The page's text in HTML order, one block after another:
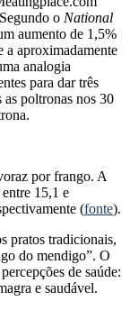
o National
aumento de 1,5%
a aproximadamente
analogia
para dar três
poltronas nos 30
por frango. A
15,1 e
(fonte).
pratos tradicionais,
do mendigo”. O
de saúde:
e saudável.